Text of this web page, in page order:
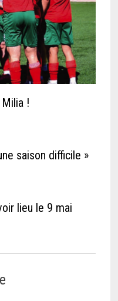
!
saison difficile »
lieu le 9 mai